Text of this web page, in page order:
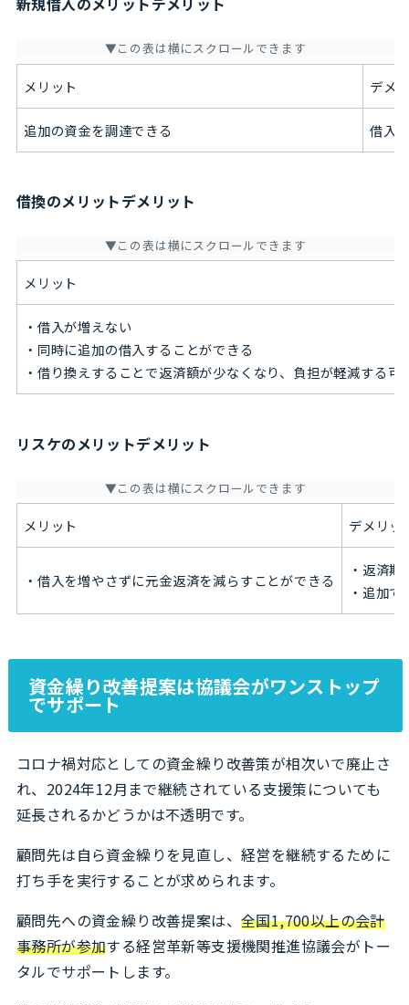
メリット デメ
追加の資金を調達できる 借入
借換のメリットデメリット
メリット
・借入が増えない
・同時に追加の借入することができる
・借り換えすることで返済額が少なくなり、負担が軽減する可
リスケのメリットデメリット
メリット デメリッ
・借入を増やさずに元金返済を減らすことができる
・返済
・追加
資金繰り改善提案は協議会がワンストップ
でサポート
コロナ禍対応としての資金繰り改善策が相次いで廃止さ
れ、2024年12月まで継続されている支援策についても
延長されるかどうかは不透明です。
顧問先は自ら資金繰りを見直し、経営を継続するために
打ち手を実行することが求められます。
顧問先への資金繰り改善提案は、 全国1,700以上の会計
事務所が参加する経営革新等支援機関推進協議会がトー
タルでサポートします。